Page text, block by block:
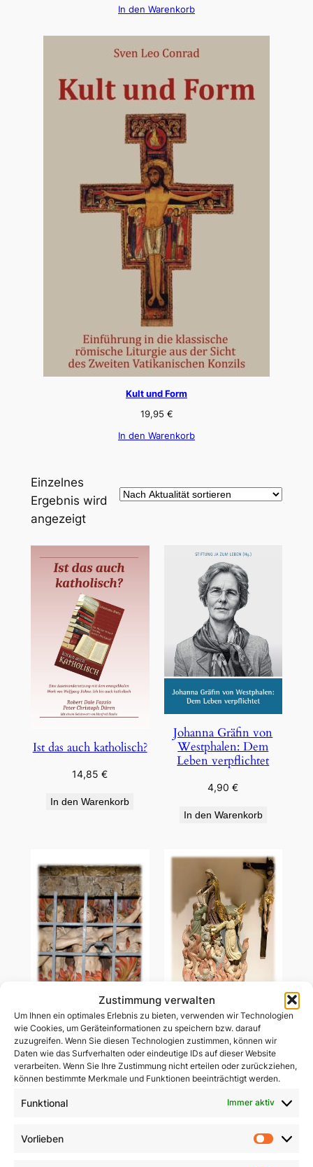
Zustimmung verwalten
Um Ihnen ein optimales Erlebnis zu bieten, verwenden wir Technologien
wie Cookies, um Geräteinformationen zu speichern bzw. darauf
zuzugreifen. Wenn Sie diesen Technologien zustimmen, können wir
Daten wie das Surfverhalten oder eindeutige IDs auf dieser Website
verarbeiten. Wenn Sie Ihre Zustimmung nicht erteilen oder zurückziehen,
können bestimmte Merkmale und Funktionen beeinträchtigt werden.
Funktional Immer aktiv
Vorlieben
In den Warenkorb
Kult und Form
19,95 €
In den Warenkorb
Einzelnes
Ergebnis wird
angezeigt
Ist das auch katholisch?
14,85€
In den Warenkorb
Johanna Gräfin von
Westphalen: Dem
Leben verpflichtet
4,90€
In den Warenkorb
Ablass-Gebetsbildchen
(Motiv C: Dießen)
5,00€
Ablass-Gebetsbildchen
(Motiv D: Maria
Vesperbild)